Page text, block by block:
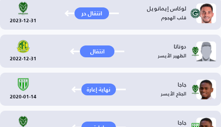
لوكاس إيمانويل
قلب الهجوم انتقال حر
2023-12-31
دوناتا
الظهير الأيسر انتقال
2022-12-31
جاجا
الجناح الأيسر نهاية إعارة
2020-01-14
جاجا